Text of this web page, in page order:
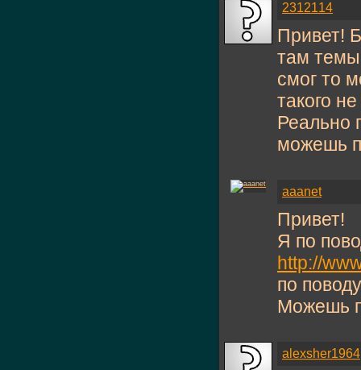
2312114
Привет!
там
смог то
такого
Реально
можешь
aaanet
Привет!
Я по
http://
по
Можешь
alexsher1964